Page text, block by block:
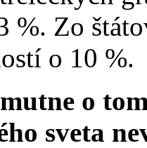
Zo
o 10 %.
o
sveta